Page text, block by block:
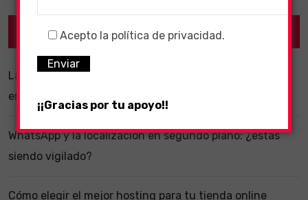
Recent Posts
La importancia de un software ERP dentro de una
empresa
WhatsApp y la localización en segundo plano: ¿estás
siendo vigilado?
Cómo elegir el mejor hosting para tu tienda online
Acepto la política de privacidad.
¡¡Gracias por tu apoyo!!